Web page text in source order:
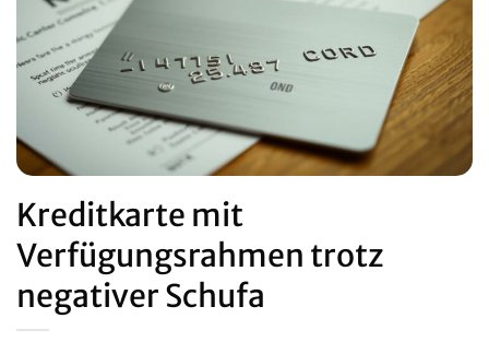
Kreditkarte mit
Verfügungsrahmen trotz
negativer Schufa